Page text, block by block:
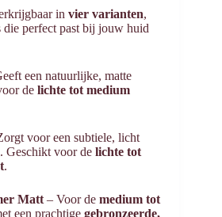
in vier varianten,
die perfect past bij jouw huid
een natuurlijke, matte
de lichte tot medium
voor een subtiele, licht
Geschikt voor de lichte tot
.
Matt – Voor de medium tot
een prachtige gebronzeerde,